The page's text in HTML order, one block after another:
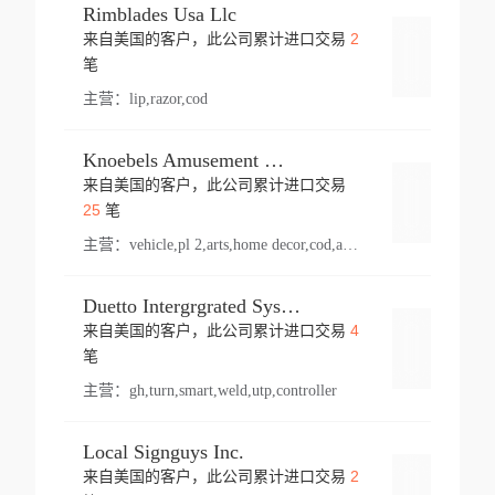
Rimblades Usa Llc
来自美国的客户，此公司累计进口交易 2
笔
主营： lip,razor,cod
Knoebels Amusement Resort
来自美国的客户，此公司累计进口交易
25笔
主营： vehicle,pl 2,arts,home decor,cod,amusement ride,sea
Duetto Intergrgrated Systems Inc.
来自美国的客户，此公司累计进口交易 4
笔
主营： gh,turn,smart,weld,utp,controller
Local Signguys Inc.
来自美国的客户，此公司累计进口交易 2